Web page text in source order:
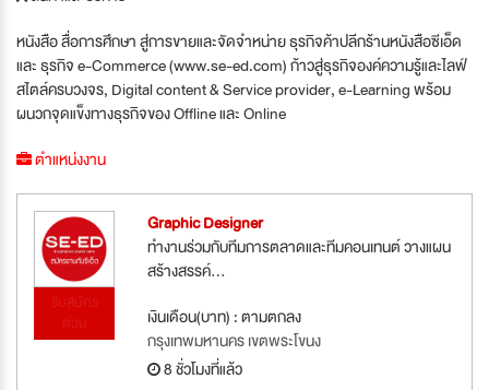
หนังสือ สื่อการศึกษา สู่การขายและจัดจำหน่าย ธุรกิจค้าปลีกร้านหนังสือซีเอ็ด
และ ธุรกิจ e-Commerce (www.se-ed.com) ก้าวสู่ธุรกิจองค์ความรู้และไลฟ์
สไตล์ครบวงจร, Digital content & Service provider, e-Learning พร้อม
ผนวกจุดแข็งทางธุรกิจของ Offline และ Online
ตำแหน่งงาน
Graphic Designer
ทำงานร่วมกับทีมการตลาดและทีมคอนเทนต์ วางแผน
สร้างสรรค์...
เงินเดือน(บาท) : ตามตกลง
กรุงเทพมหานคร เขตพระโขนง
8 ชั่วโมงที่แล้ว